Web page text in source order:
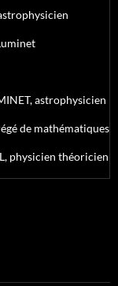
astrophysicien
de mathématiques
physicien théoricien